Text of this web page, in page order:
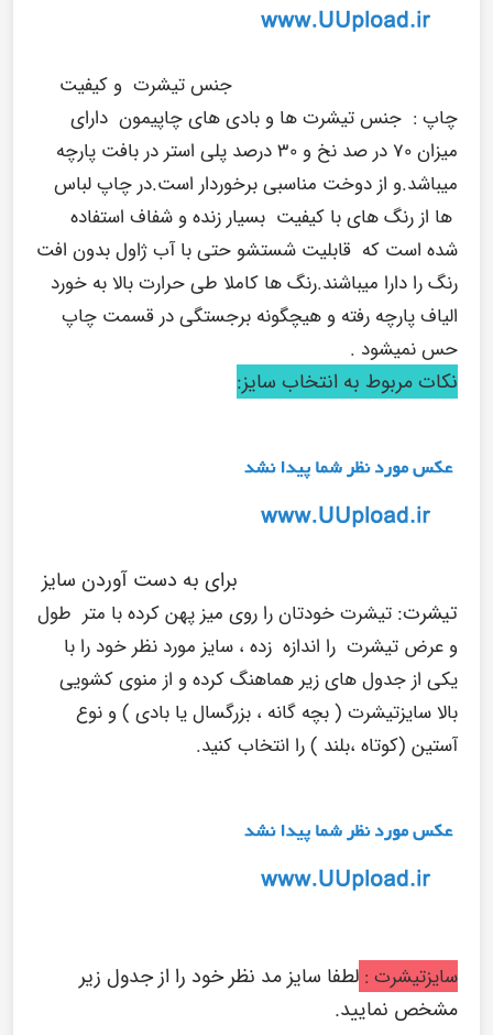
جنس تیشرت و کیفیت
چاپ : جنس تیشرت ها و بادی های چاپیمون دارای
میزان ۷۰ در صد نخ و ۳۰ درصد پلی استر در بافت پارچه
میباشد.و از دوخت مناسبی برخوردار است.در چاپ لباس
ها از رنگ های با کیفیت بسیار زنده و شفاف استفاده
شده است که قابلیت شستشو حتی با آب ژاول بدون افت
رنگ را دارا میباشند.رنگ ها کاملا طی حرارت بالا به خورد
الیاف پارچه رفته و هیچگونه برجستگی در قسمت چاپ
حس نمیشود .
نکات مربوط به انتخاب سایز:
برای به دست آوردن سایز
تیشرت: تیشرت خودتان را روی میز پهن کرده با متر طول
و عرض تیشرت را اندازه زده ، سایز مورد نظر خود را با
یکی از جدول های زیر هماهنگ کرده و از منوی کشویی
بالا سایزتیشرت ( بچه گانه ، بزرگسال یا بادی ) و نوع
آستین (کوتاه ،بلند ) را انتخاب کنید.
سایزتیشرت : لطفا سایز مد نظر خود را از جدول زیر
مشخص نمایید.